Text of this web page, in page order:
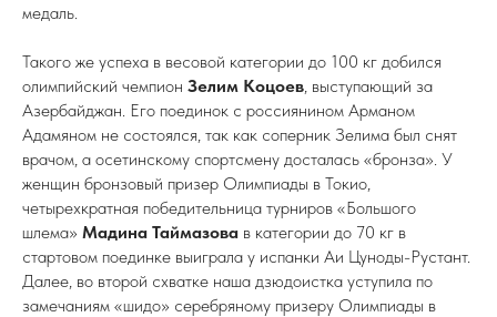
медаль.
Такого же успеха в весовой категории до 100 кг добился
олимпийский чемпион Зелим Коцоев, выступающий за
Азербайджан. Его поединок с россиянином Арманом
Адамяном не состоялся, так как соперник Зелима был снят
врачом, а осетинскому спортсмену досталась «бронза». У
женщин бронзовый призер Олимпиады в Токио,
четырехкратная победительница турниров «Большого
шлема» Мадина Таймазова в категории до 70 кг в
стартовом поединке выиграла у испанки Аи Цуноды-Рустант.
Далее, во второй схватке наша дзюдоистка уступила по
замечаниям «шидо» серебряному призеру Олимпиады в